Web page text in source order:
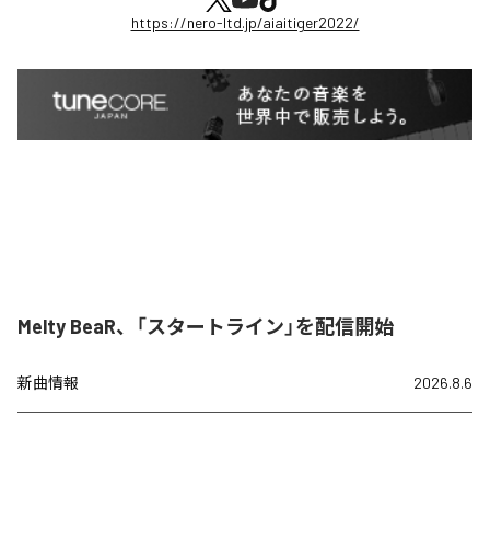
https://nero-ltd.jp/aiaitiger2022/
Melty BeaR、「スタートライン」を配信開始
新曲情報 2026.8.6